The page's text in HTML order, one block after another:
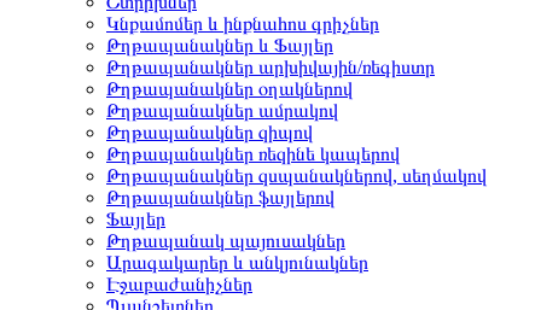
Կնքամոմեր և ինքնահոս գրիչներ
Թղթապանակներ և Ֆայլեր
Թղթապանակներ արխիվային/ռեգիստր
Թղթապանակներ օղակներով
Թղթապանակներ ամրակով
Թղթապանակներ զիպով
Թղթապանակներ ռեզինե կապերով
Թղթապանակներ զսպանակներով, սեղմակով
Թղթապանակներ ֆայլերով
Ֆայլեր
Թղթապանակ պայուսակներ
Արագակարեր և անկյունակներ
Էջաբաժանիչներ
Պլանշետներ